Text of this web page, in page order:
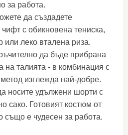
за работа.
да създадете
с обикновена тениска,
или леко вталена риза.
да бъде прибрана
на талията - в комбинация с
изглежда най-добре.
носите удължени шорти с
сако. Готовият костюм от
също е чудесен за работа.